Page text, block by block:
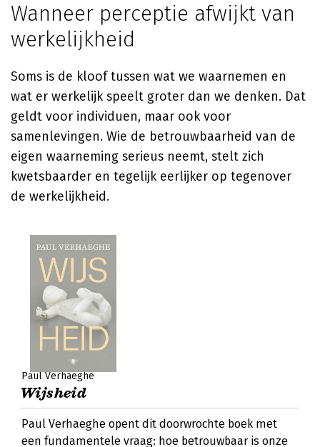
Wanneer perceptie afwijkt van
werkelijkheid
Soms is de kloof tussen wat we waarnemen en
wat er werkelijk speelt groter dan we denken. Dat
geldt voor individuen, maar ook voor
samenlevingen. Wie de betrouwbaarheid van de
eigen waarneming serieus neemt, stelt zich
kwetsbaarder en tegelijk eerlijker op tegenover
de werkelijkheid.
Paul Verhaeghe
Wijsheid
Paul Verhaeghe opent dit doorwrochte boek met
een fundamentele vraag: hoe betrouwbaar is onze